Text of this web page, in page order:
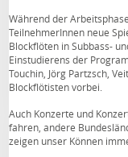
Während der
TeilnehmerInnen neue
Blockflöten in Subbass-
Einstudierens der
Touchin, Jörg Partzsch,
Blockflötisten vorbei.
Auch Konzerte und
fahren, andere
zeigen unser Können